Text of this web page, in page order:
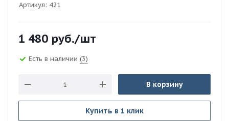
Артикул: 421
1 480 руб./шт
Есть в наличии (3)
В корзину
Купить в 1 клик